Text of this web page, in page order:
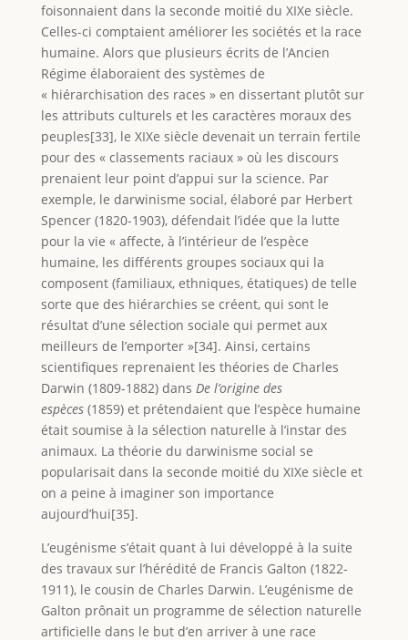
foisonnaient dans la seconde moitié du XIXe siècle.
Celles-ci comptaient améliorer les sociétés et la race
humaine. Alors que plusieurs écrits de l’Ancien
Régime élaboraient des systèmes de
« hiérarchisation des races » en dissertant plutôt sur
les attributs culturels et les caractères moraux des
peuples[33], le XIXe siècle devenait un terrain fertile
pour des « classements raciaux » où les discours
prenaient leur point d’appui sur la science. Par
exemple, le darwinisme social, élaboré par Herbert
Spencer (1820-1903), défendait l’idée que la lutte
pour la vie « affecte, à l’intérieur de l’espèce
humaine, les différents groupes sociaux qui la
composent (familiaux, ethniques, étatiques) de telle
sorte que des hiérarchies se créent, qui sont le
résultat d’une sélection sociale qui permet aux
meilleurs de l’emporter »[34]. Ainsi, certains
scientifiques reprenaient les théories de Charles
Darwin (1809-1882) dans De l’origine des
espèces(1859) et prétendaient que l’espèce humaine
était soumise à la sélection naturelle à l’instar des
animaux. La théorie du darwinisme social se
popularisait dans la seconde moitié du XIXe siècle et
on a peine à imaginer son importance
aujourd’hui[35].
L’eugénisme s’était quant à lui développé à la suite
des travaux sur l’hérédité de Francis Galton (1822-
1911), le cousin de Charles Darwin. L’eugénisme de
Galton prônait un programme de sélection naturelle
artificielle dans le but d’en arriver à une race